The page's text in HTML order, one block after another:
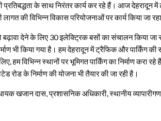
के साथ निरंतर कार्य कर रहे हैं। आज देहरादून
की विभिन्न विकास परियोजनाओं पर कार्य किया जा
देने के लिए 30 इलेक्ट्रिक बसों का संचालन किया जा
भी किया गया है। हम देहरादून में ट्रैफिक और पार्किंग
विभिन्न स्थानों पर भूमिगत पार्किंग का निर्माण करा रहे
के निर्माण की योजना भी तैयार की जा रही है।
खजान दास, प्रशासनिक अधिकारी, स्थानीय